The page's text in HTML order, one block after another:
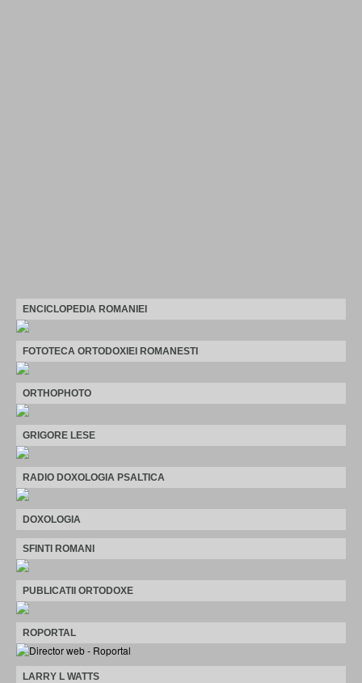
ENCICLOPEDIA ROMANIEI
FOTOTECA ORTODOXIEI ROMANESTI
ORTHOPHOTO
GRIGORE LESE
RADIO DOXOLOGIA PSALTICA
DOXOLOGIA
SFINTI ROMANI
PUBLICATII ORTODOXE
ROPORTAL
LARRY L WATTS